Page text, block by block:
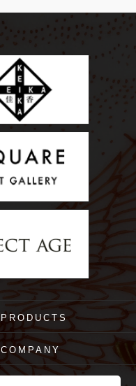
PRODUCTS
COMPANY